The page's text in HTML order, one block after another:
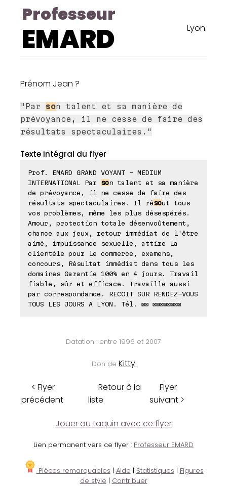
Professeur
EMARD Lyon
Prénom Jean ?
"Par son talent et sa manière de
prévoyance, il ne cesse de faire des
résultats spectaculaires."
Texte intégral du flyer
Prof. EMARD GRAND VOYANT - MEDIUM
INTERNATIONAL Par son talent et sa manière
de prévoyance, il ne cesse de faire des
résultats spectaculaires. Il résout tous
vos problèmes, même les plus désespérés.
Amour, protection totale désenvoûtement,
chance aux jeux, retour immédiat de l'être
aimé, impuissance sexuelle, attire la
clientèle pour le commerce, examens,
concours, Résultat immédiat dans tous les
domaines Garantie 100% en 4 jours. Travail
fiable, sûr et efficace. Travaille aussi
par correspondance. RECOIT SUR RENDEZ-VOUS
TOUS LES JOURS A LYON. Tél. ⊠⊠ ⊠⊠⊠⊠⊠⊠⊠⊠
Datation : entre 1996 et 2007
Don de Kitty
< Flyer
précédent
Retour à la
liste
Flyer
suivant >
Jouer au taquin avec ce flyer
Lien permanent vers ce flyer : Professeur EMARD
Pièces remarquables | Aide | Statistiques | Figures
de style | Contribuer